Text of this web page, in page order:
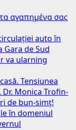
αγαπημένα σας
auto în
Gara de Sud
va ularning
Tensiunea
Monica Trofin-
de bun-simț!
în domeniul